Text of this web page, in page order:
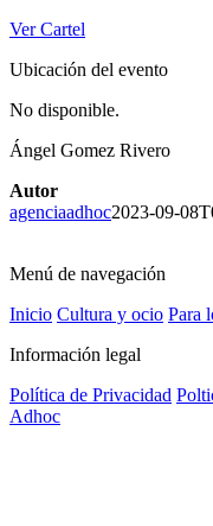
Ver Cartel
Ubicación del evento
No disponible.
Ángel Gomez Rivero
Autor
agenciaadhoc2023-09-
Menú de navegación
Inicio Cultura y ocio Para
Información legal
Política de Privacidad
Adhoc